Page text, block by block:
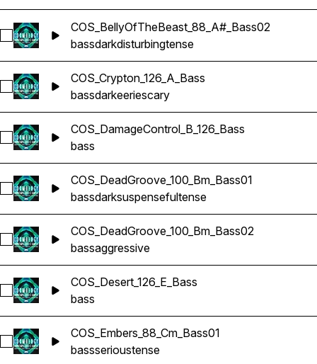
Sélectionnez COS_BellyOfTheBeast_88_A#_Bass02
COS_BellyOfTheBeast_88_A#_Bass02
bassdarkdisturbingtense
Sélectionnez COS_Crypton_126_A_Bass
COS_Crypton_126_A_Bass
bassdarkeeriescary
Sélectionnez COS_DamageControl_B_126_Bass
COS_DamageControl_B_126_Bass
bass
Sélectionnez COS_DeadGroove_100_Bm_Bass01
COS_DeadGroove_100_Bm_Bass01
bassdarksuspensefultense
Sélectionnez COS_DeadGroove_100_Bm_Bass02
COS_DeadGroove_100_Bm_Bass02
bassaggressive
Sélectionnez COS_Desert_126_E_Bass
COS_Desert_126_E_Bass
bass
Sélectionnez COS_Embers_88_Cm_Bass01
COS_Embers_88_Cm_Bass01
bassserioustense